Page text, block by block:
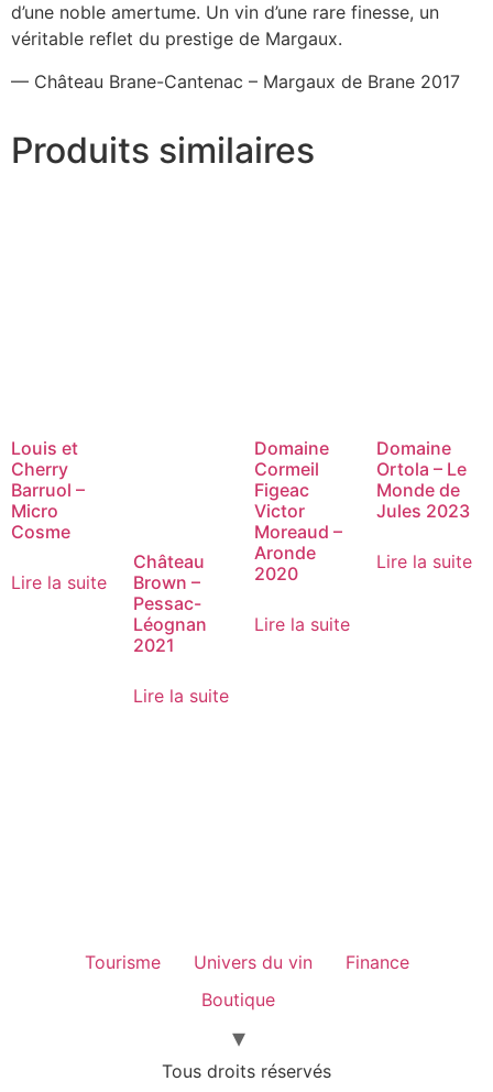
d’une noble amertume. Un vin d’une rare finesse, un
véritable reflet du prestige de Margaux.
— Château Brane-Cantenac – Margaux de Brane 2017
Produits similaires
Louis et
Cherry
Barruol –
Micro
Cosme
Lire la suite
Château
Brown –
Pessac-
Léognan
2021
Lire la suite
Domaine
Cormeil
Figeac
Victor
Moreaud –
Aronde
2020
Lire la suite
Domaine
Ortola – Le
Monde de
Jules 2023
Lire la suite
Tourisme Univers du vin
Finance
Boutique
Tous droits réservés